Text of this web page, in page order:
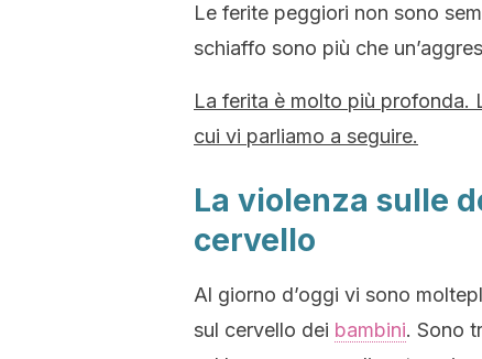
Le ferite peggiori non sono
schiaffo sono più che
La ferita è molto più profonda.
cui vi parliamo a seguire.
La violenza sulle
cervello
Al giorno d’oggi vi sono
sul cervello dei bambini. Sono